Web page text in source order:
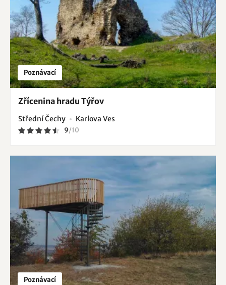
Poznávací
Zřícenina hradu Týřov
Střední Čechy Karlova Ves
9/10
Poznávací